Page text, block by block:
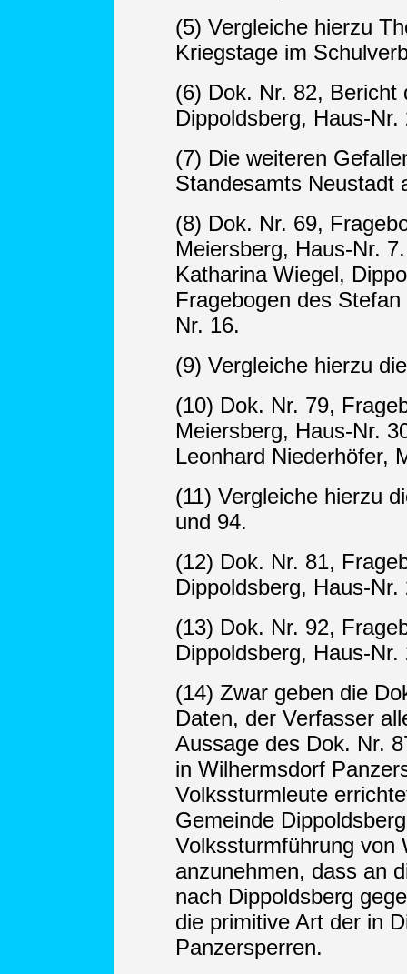
(5) Vergleiche hierzu
Kriegstage im
(6) Dok. Nr. 82, Bericht
Dippoldsberg, Haus-
(7) Die weiteren
Standesamts Neustadt
(8) Dok. Nr. 69,
Meiersberg, Haus-Nr.
Katharina Wiegel,
Fragebogen des
Nr. 16.
(9) Vergleiche hierzu
(10) Dok. Nr. 79,
Meiersberg, Haus-Nr.
Leonhard Niederhöfer,
(11) Vergleiche hierzu
und 94.
(12) Dok. Nr. 81,
Dippoldsberg, Haus-Nr.
(13) Dok. Nr. 92,
Dippoldsberg, Haus-Nr.
(14) Zwar geben die
Daten, der Verfasser
Aussage des Dok. Nr.
in Wilhermsdorf
Volkssturmleute
Gemeinde
Volkssturmführung von
anzunehmen, dass an
nach Dippoldsberg
die primitive Art der in
Panzersperren.